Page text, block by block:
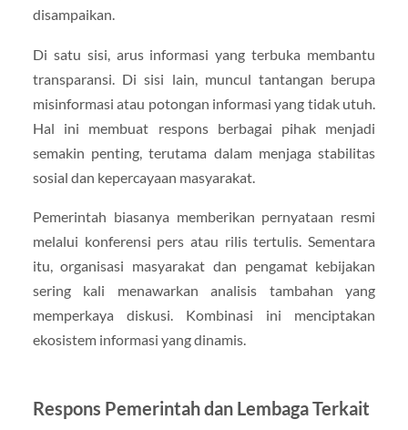
disampaikan.
Di satu sisi, arus informasi yang terbuka membantu
transparansi. Di sisi lain, muncul tantangan berupa
misinformasi atau potongan informasi yang tidak utuh.
Hal ini membuat respons berbagai pihak menjadi
semakin penting, terutama dalam menjaga stabilitas
sosial dan kepercayaan masyarakat.
Pemerintah biasanya memberikan pernyataan resmi
melalui konferensi pers atau rilis tertulis. Sementara
itu, organisasi masyarakat dan pengamat kebijakan
sering kali menawarkan analisis tambahan yang
memperkaya diskusi. Kombinasi ini menciptakan
ekosistem informasi yang dinamis.
Respons Pemerintah dan Lembaga Terkait